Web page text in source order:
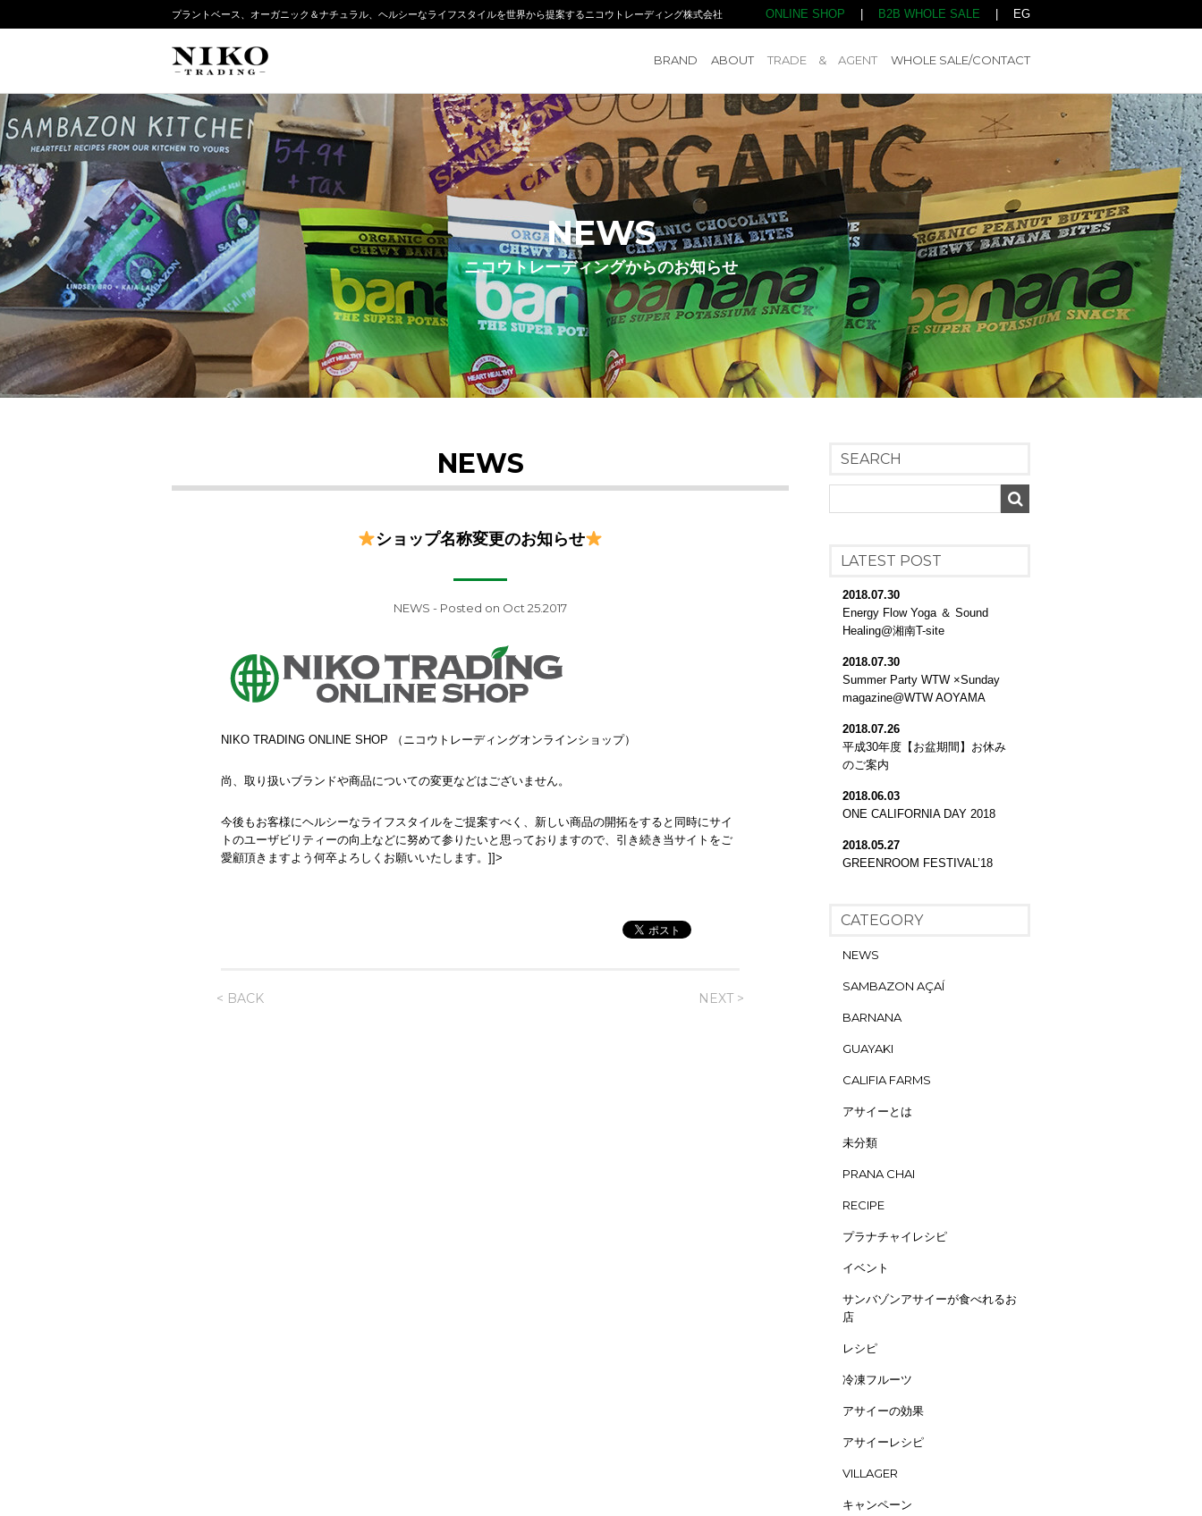
プラントベース、オーガニック＆ナチュラル、ヘルシーなライフスタイルを世界から提案するニコウトレーディング株式会社 ONLINE SHOP B2B WHOLE SALE EG
NIKO TRADING CO.,LTD. ニコウトレーディング
BRAND ABOUT TRADE & AGENT WHOLE SALE/CONTACT
NEWS
ニコウトレーディングからのお知らせ
NEWS
ショップ名称変更のお知らせ
NEWS - Posted on Oct 25.2017
NIKO TRADING ONLINE SHOP （ニコウトレーディングオンラインショップ）
尚、取り扱いブランドや商品についての変更などはございません。
今後もお客様にヘルシーなライフスタイルをご提案すべく、新しい商品の開拓をすると同時にサイ
トのユーザビリティーの向上などに努めて参りたいと思っておりますので、引き続き当サイトをご
愛顧頂きますよう何卒よろしくお願いいたします。]]>
< BACK NEXT >
SEARCH
LATEST POST
2018.07.30
Energy Flow Yoga ＆ Sound
Healing@湘南T-site
2018.07.30
Summer Party WTW ×Sunday
magazine@WTW AOYAMA
2018.07.26
平成30年度【お盆期間】お休み
のご案内
2018.06.03
ONE CALIFORNIA DAY 2018
2018.05.27
GREENROOM FESTIVAL’18
CATEGORY
NEWS
SAMBAZON AÇAÍ
BARNANA
GUAYAKI
CALIFIA FARMS
アサイーとは
未分類
PRANA CHAI
RECIPE
プラナチャイレシピ
イベント
サンバゾンアサイーが食べれるお
店
レシピ
冷凍フルーツ
アサイーの効果
アサイーレシピ
VILLAGER
キャンペーン